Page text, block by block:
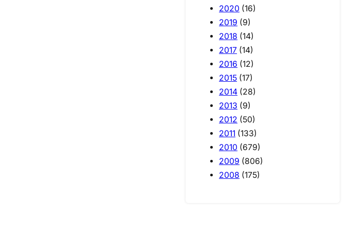
2020 (16)
2019 (9)
2018 (14)
2017 (14)
2016 (12)
2015 (17)
2014 (28)
2013 (9)
2012 (50)
2011 (133)
2010 (679)
2009 (806)
2008 (175)